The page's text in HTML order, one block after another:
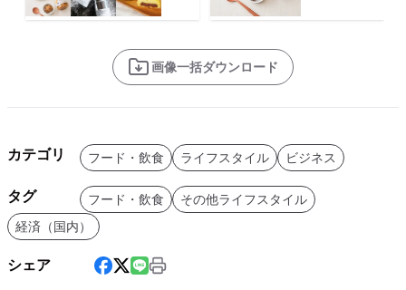
画像一括ダウンロード
カテゴリ フード・飲食 ライフスタイル ビジネス
タグ フード・飲食
その他ライフスタイル
経済（国内）
シェア